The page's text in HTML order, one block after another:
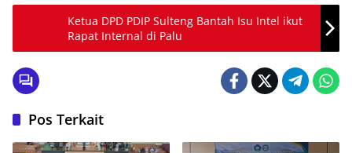
Ketua DPD PDIP Sulteng Bantah Isu Intel ikut
Rapat Internal di Palu
Pos Terkait